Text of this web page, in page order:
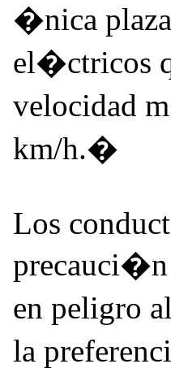
�nica
el�ctricos
velocidad
km/h.�
Los
precauci�n
en peligro
la